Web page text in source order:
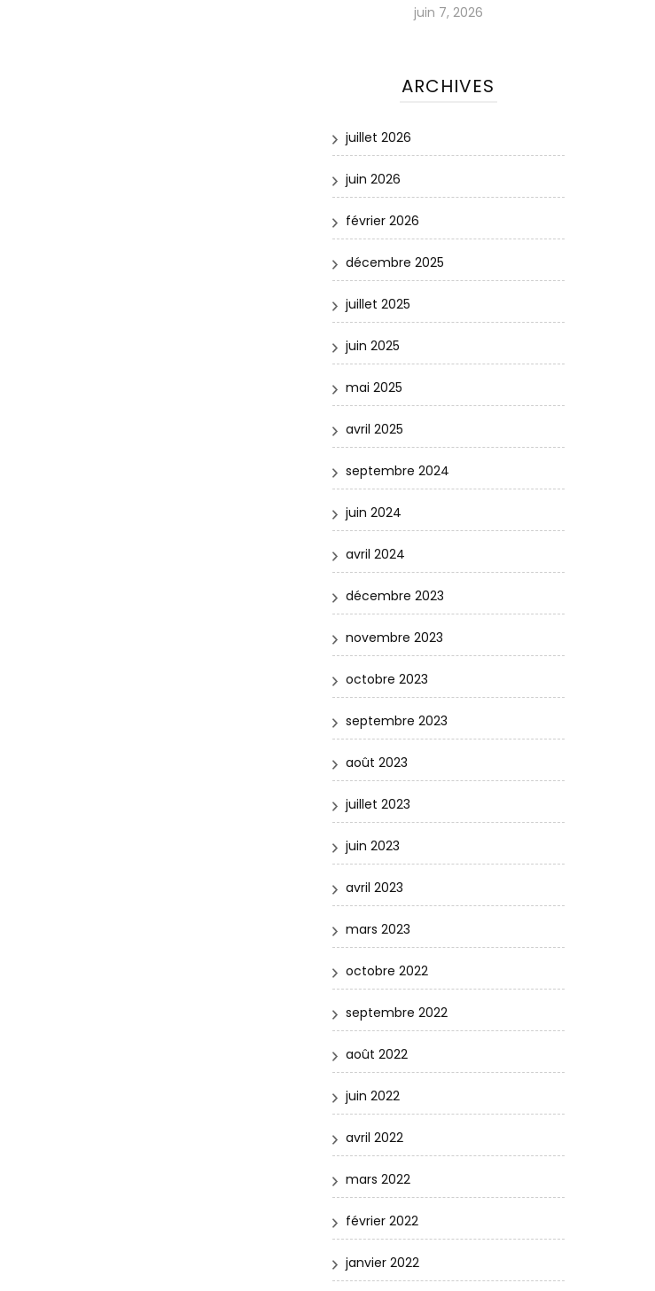
juin 7, 2026
ARCHIVES
juillet 2026
juin 2026
février 2026
décembre 2025
juillet 2025
juin 2025
mai 2025
avril 2025
septembre 2024
juin 2024
avril 2024
décembre 2023
novembre 2023
octobre 2023
septembre 2023
août 2023
juillet 2023
juin 2023
avril 2023
mars 2023
octobre 2022
septembre 2022
août 2022
juin 2022
avril 2022
mars 2022
février 2022
janvier 2022